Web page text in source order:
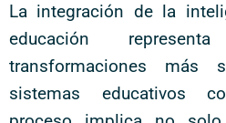
La integración de la
educación
transformaciones más
sistemas educativos